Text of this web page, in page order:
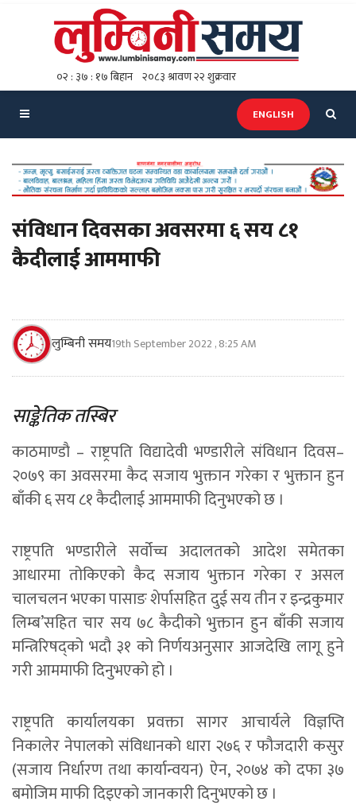
ENGLISH
संविधान दिवसका अवसरमा ६ सय ८१
कैदीलाई आममाफी
लुम्बिनी समय19th September 2022 , 8:25 AM
साङ्केतिक तस्बिर
काठमाण्डाै – राष्ट्रपति विद्यादेवी भण्डारीले संविधान दिवस–
२०७९ का अवसरमा कैद सजाय भुक्तान गरेका र भुक्तान हुन
बाँकी ६ सय ८१ कैदीलाई आममाफी दिनुभएको छ ।
राष्ट्रपति भण्डारीले सर्वोच्च अदालतको आदेश समेतका
आधारमा तोकिएको कैद सजाय भुक्तान गरेका र असल
चालचलन भएका पासाङ शेर्पासहित दुई सय तीन र इन्द्रकुमार
लिम्ब’सहित चार सय ७८ कैदीको भुक्तान हुन बाँकी सजाय
मन्त्रिरिषद्को भदौ ३१ को निर्णयअनुसार आजदेखि लागू हुने
गरी आममाफी दिनुभएको हो ।
राष्ट्रपति कार्यालयका प्रवक्ता सागर आचार्यले विज्ञप्ति
निकालेर नेपालको संविधानको धारा २७६ र फौजदारी कसुर
(सजाय निर्धारण तथा कार्यान्वयन) ऐन, २०७४ को दफा ३७
बमोजिम माफी दिइएको जानकारी दिनुभएको छ ।